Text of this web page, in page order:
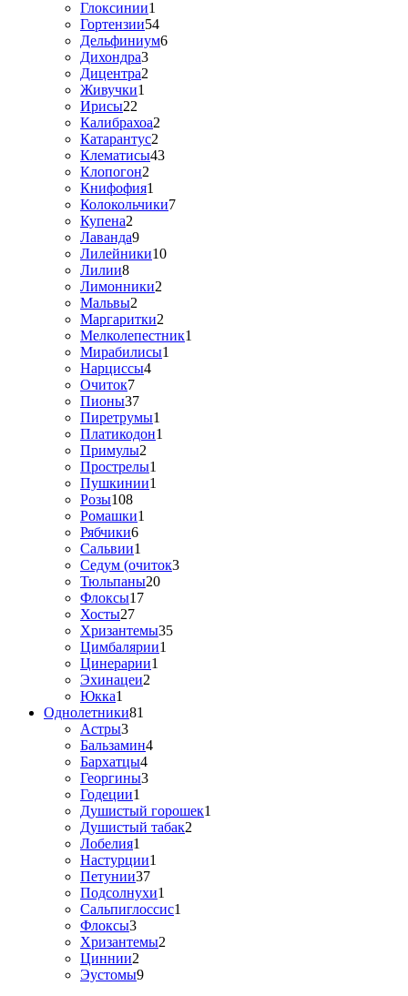
Глоксинии1
Гортензии54
Дельфиниум6
Дихондра3
Дицентра2
Живучки1
Ирисы22
Калибрахоа2
Катарантус2
Клематисы43
Клопогон2
Книфофия1
Колокольчики7
Купена2
Лаванда9
Лилейники10
Лилии8
Лимонники2
Мальвы2
Маргаритки2
Мелколепестник1
Мирабилисы1
Нарциссы4
Очиток7
Пионы37
Пиретрумы1
Платикодон1
Примулы2
Прострелы1
Пушкинии1
Розы108
Ромашки1
Рябчики6
Сальвии1
Седум (очиток3
Тюльпаны20
Флоксы17
Хосты27
Хризантемы35
Цимбалярии1
Цинерарии1
Эхинацеи2
Юкка1
Однолетники81
Астры3
Бальзамин4
Бархатцы4
Георгины3
Годеции1
Душистый горошек1
Душистый табак2
Лобелия1
Настурции1
Петунии37
Подсолнухи1
Сальпиглоссис1
Флоксы3
Хризантемы2
Циннии2
Эустомы9